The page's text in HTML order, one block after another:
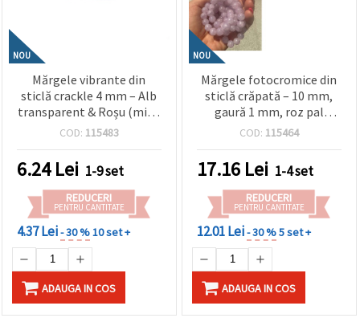
NOU
Mărgele vibrante din
sticlă crackle 4 mm – Alb
transparent & Roșu (mix),
gaură 1 mm, șirag ~205
bijuterii festive și
designuri handmade
artistice
COD: 115483
6.24Lei 1-9 set
REDUCERI
PENTRU CANTITATE
4.37 Lei- 30 %10 set +
ADAUGA IN COS
NOU
Mărgele fotocromice din
sticlă crăpată – 10 mm,
gaură 1 mm, roz pal
devine violet la soare,
pentru bijuterii
handmade, beading și
proiecte craft
COD: 115464
17.16 Lei 1-4 set
REDUCERI
PENTRU CANTITATE
12.01 Lei- 30 %5 set +
ADAUGA IN COS